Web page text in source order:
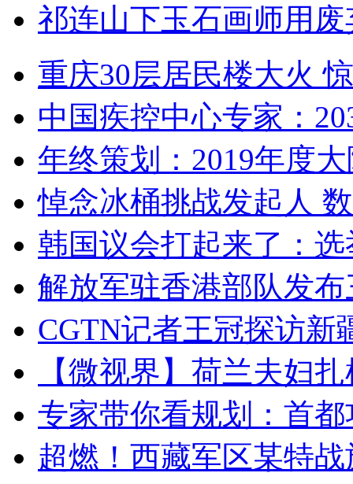
祁连山下玉石画师用
重庆30层居民楼大火
中国疾控中心专家：
年终策划：2019年度
悼念冰桶挑战发起人
韩国议会打起来了：
解放军驻香港部队发
CGTN记者王冠探访新
【微视界】荷兰夫妇
专家带你看规划：首
超燃！西藏军区某特